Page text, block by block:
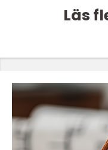
Läs